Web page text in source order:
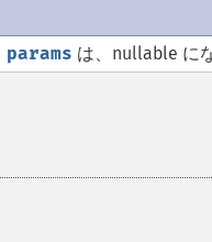
params は、nullable に